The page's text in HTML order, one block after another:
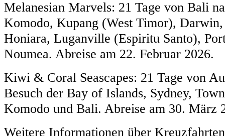
Melanesian Marvels: 21 Tage von Bali
Komodo, Kupang (West Timor),
Honiara, Luganville (Espiritu Santo),
Noumea. Abreise am 22. Februar 2026.
Kiwi & Coral Seascapes: 21 Tage von
Besuch der Bay of Islands, Sydney,
Komodo und Bali. Abreise am 30. März
Weitere Informationen über